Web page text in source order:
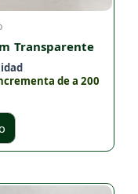
Transparente
de a 200